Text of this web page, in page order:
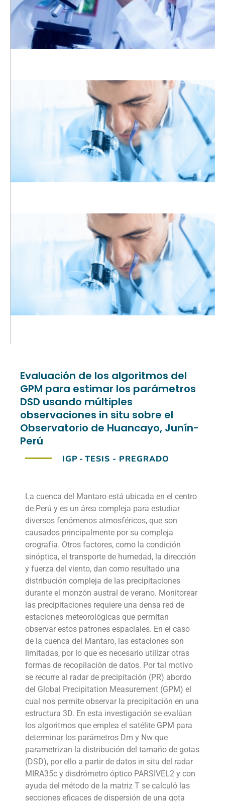
Evaluación de los algoritmos del
GPM para estimar los parámetros
DSD usando múltiples
observaciones in situ sobre el
Observatorio de Huancayo, Junín-
Perú
IGP - TESIS - PREGRADO
La cuenca del Mantaro está ubicada en el centro
de Perú y es un área compleja para estudiar
diversos fenómenos atmosféricos, que son
causados principalmente por su compleja
orografía. Otros factores, como la condición
sinóptica, el transporte de humedad, la dirección
y fuerza del viento, dan como resultado una
distribución compleja de las precipitaciones
durante el monzón austral de verano. Monitorear
las precipitaciones requiere una densa red de
estaciones meteorológicas que permitan
observar estos patrones espaciales. En el caso
de la cuenca del Mantaro, las estaciones son
limitadas, por lo que es necesario utilizar otras
formas de recopilación de datos. Por tal motivo
se recurre al radar de precipitación (PR) abordo
del Global Precipitation Measurement (GPM) el
cual nos permite observar la precipitación en una
estructura 3D. En esta investigación se evalúan
los algoritmos que emplea el satélite GPM para
determinar los parámetros Dm y Nw que
parametrizan la distribución del tamaño de gotas
(DSD), por ello a partir de datos in situ del radar
MIRA35c y disdrómetro óptico PARSIVEL2 y con
ayuda del método de la matriz T se calculó las
secciones eficaces de dispersión de una gota